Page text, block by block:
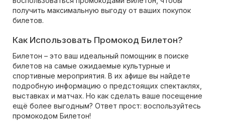
получить максимальную выгоду от ваших покупок
билетов.
Как Использовать Промокод Билетон?
Билетон – это ваш идеальный помощник в поиске
билетов на самые ожидаемые культурные и
спортивные мероприятия. В их афише вы найдете
подробную информацию о предстоящих спектаклях,
выставках и матчах. Но как сделать ваше посещение
ещё более выгодным? Ответ прост: воспользуйтесь
промокодом Билетон!